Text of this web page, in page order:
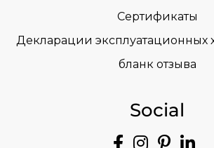
Сертификаты
Декларации эксплуатационных
бланк отзыва
Social